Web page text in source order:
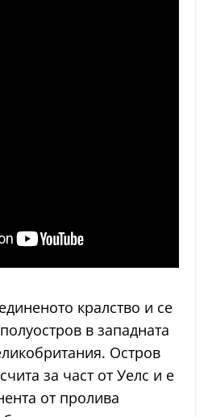
кралство и се
в западната
Остров
за част от Уелс и е
от пролива